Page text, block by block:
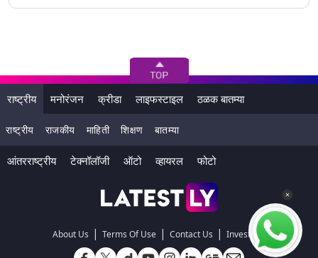
राष्ट्रीय मनोरंजन क्रीडा लाइफस्टाइल ठळक बातम्या
राष्ट्रीय राजकीय माहिती शिक्षण बातम्या
आंतरराष्ट्रीय टेक्नॉलॉजी ऑटो व्हायरल फोटो
About Us | Terms Of Use | Contact Us | Investors